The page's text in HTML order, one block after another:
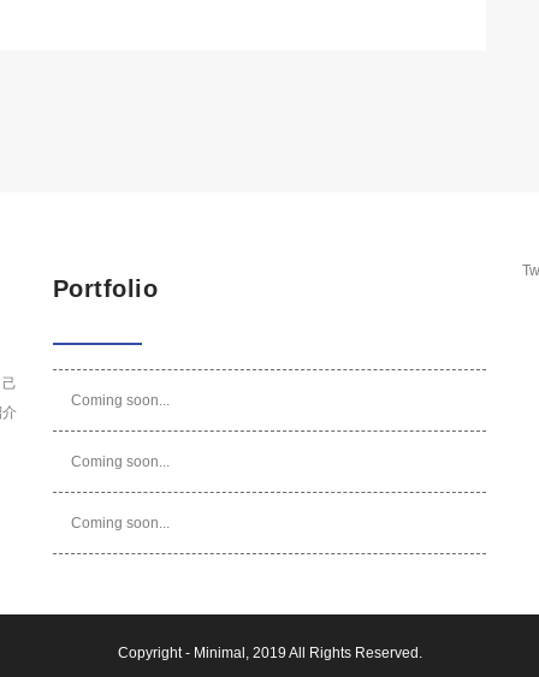
Portfolio
Coming soon...
Coming soon...
Coming soon...
Copyright - Minimal , 2019 All Rights Reserved.